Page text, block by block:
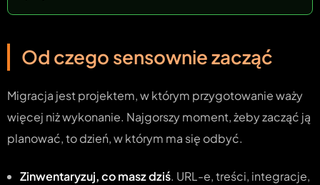
Od czego sensownie zacząć
Migracja jest projektem, w którym przygotowanie waży
więcej niż wykonanie. Najgorszy moment, żeby zacząć ją
planować, to dzień, w którym ma się odbyć.
Zinwentaryzuj, co masz dziś. URL-e, treści, integracje,